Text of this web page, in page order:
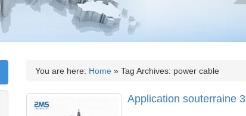
You are here: Home » Tag Archives: power cable
Application souterraine